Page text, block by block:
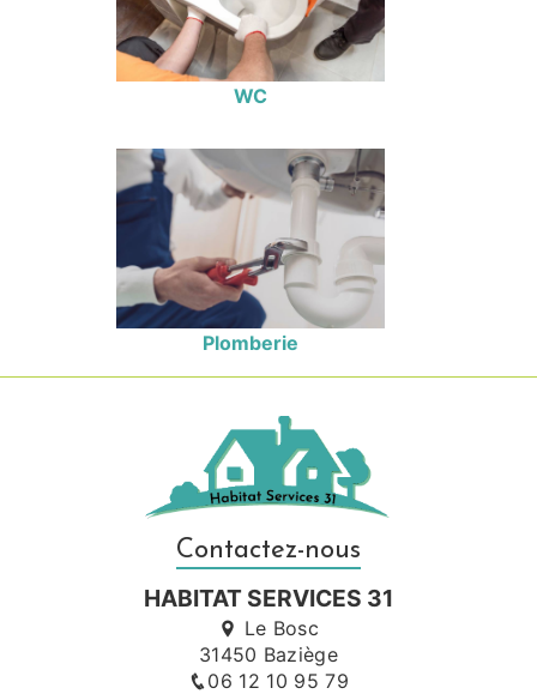
WC
Plomberie
Contactez-nous
HABITAT SERVICES 31
Le Bosc
31450 Baziège
06 12 10 95 79